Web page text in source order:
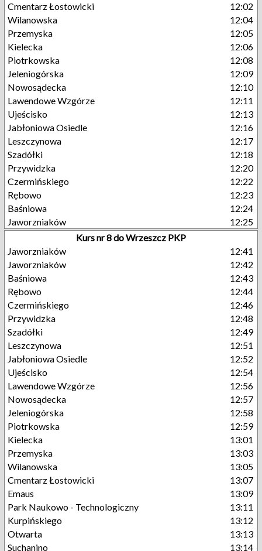
Cmentarz Łostowicki
12:02
Wilanowska
12:04
Przemyska
12:05
Kielecka
12:06
Piotrkowska
12:08
Jeleniogórska
12:09
Nowosądecka
12:10
Lawendowe Wzgórze
12:11
Ujeścisko
12:13
Jabłoniowa Osiedle
12:16
Leszczynowa
12:17
Szadółki
12:18
Przywidzka
12:20
Czermińskiego
12:22
Rębowo
12:23
Baśniowa
12:24
Jaworzniaków
12:25
Kurs nr 8 do Wrzeszcz PKP
Jaworzniaków
12:41
Jaworzniaków
12:42
Baśniowa
12:43
Rębowo
12:44
Czermińskiego
12:46
Przywidzka
12:48
Szadółki
12:49
Leszczynowa
12:51
Jabłoniowa Osiedle
12:52
Ujeścisko
12:54
Lawendowe Wzgórze
12:56
Nowosądecka
12:57
Jeleniogórska
12:58
Piotrkowska
12:59
Kielecka
13:01
Przemyska
13:03
Wilanowska
13:05
Cmentarz Łostowicki
13:07
Emaus
13:09
Park Naukowo - Technologiczny
13:11
Kurpińskiego
13:12
Otwarta
13:13
Suchanino
13:14